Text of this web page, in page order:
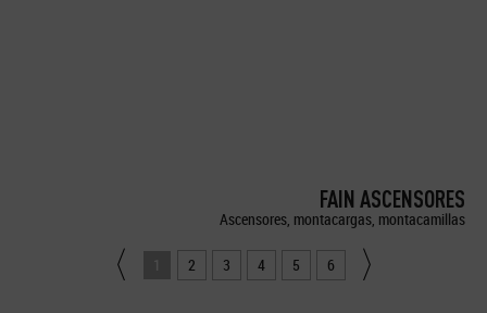
FAIN ASCENSORES
Ascensores, montacargas, montacamillas
1 2 3 4 5 6